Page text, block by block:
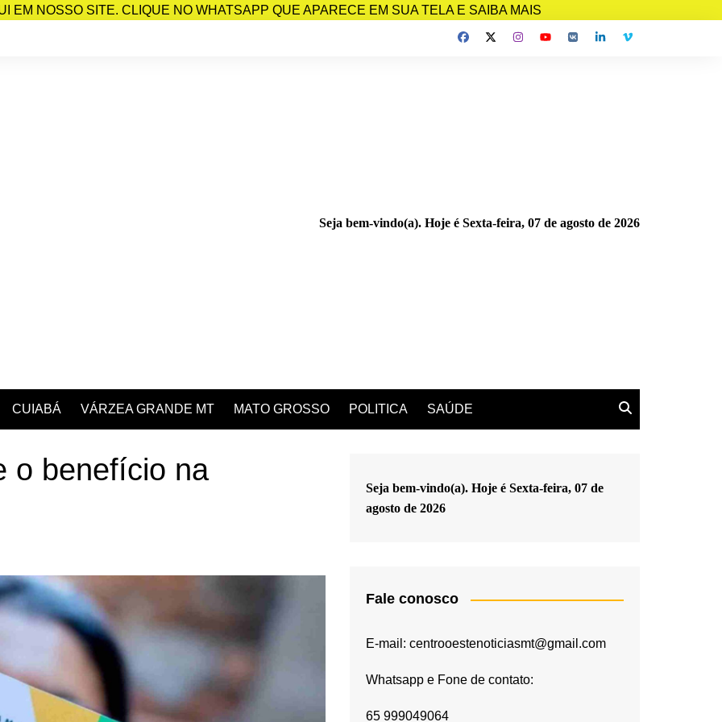
EM NOSSO SITE. CLIQUE NO WHATSAPP QUE APARECE EM SUA TELA E SAIBA MAIS
Seja bem-vindo(a). Hoje é Sexta-feira, 07 de agosto de 2026
CUIABÁ VÁRZEA GRANDE MT MATO GROSSO POLITICA SAÚDE
o benefício na
Seja bem-vindo(a). Hoje é Sexta-feira, 07 de
agosto de 2026
Fale conosco
E-mail: centrooestenoticiasmt@gmail.com
Whatsapp e Fone de contato:
65 999049064